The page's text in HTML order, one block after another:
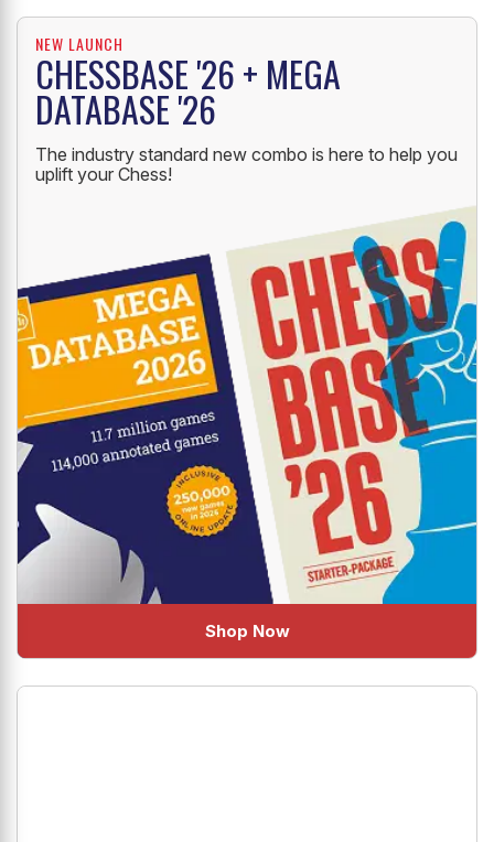
NEW LAUNCH
CHESSBASE '26 + MEGA
DATABASE '26
The industry standard new combo is here to help you
uplift your Chess!
Shop Now